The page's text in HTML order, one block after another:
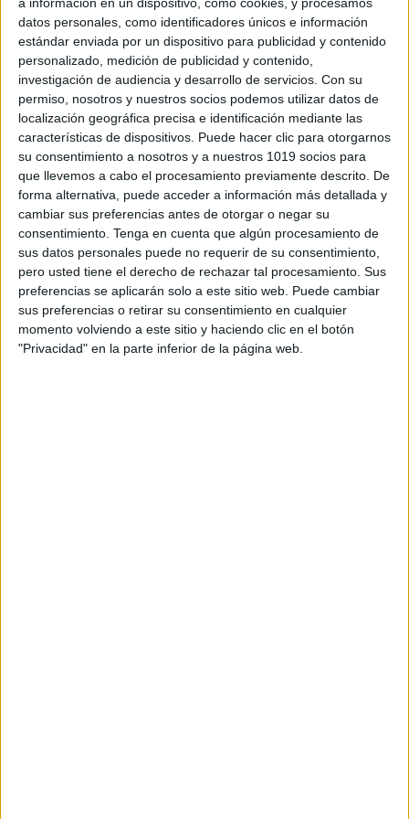
datos personales, como identificadores únicos e información
estándar enviada por un dispositivo para publicidad y contenido
personalizado, medición de publicidad y contenido,
investigación de audiencia y desarrollo de servicios. Con su
permiso, nosotros y nuestros socios podemos utilizar datos de
localización geográfica precisa e identificación mediante las
características de dispositivos. Puede hacer clic para otorgarnos
su consentimiento a nosotros y a nuestros 1019 socios para
que llevemos a cabo el procesamiento previamente descrito. De
forma alternativa, puede acceder a información más detallada y
cambiar sus preferencias antes de otorgar o negar su
consentimiento. Tenga en cuenta que algún procesamiento de
sus datos personales puede no requerir de su consentimiento,
pero usted tiene el derecho de rechazar tal procesamiento. Sus
preferencias se aplicarán solo a este sitio web. Puede cambiar
sus preferencias o retirar su consentimiento en cualquier
momento volviendo a este sitio y haciendo clic en el botón
"Privacidad" en la parte inferior de la página web.
hará que los alumnos estén deseando resolver cada
reto matemático. A través de los retos, los niños
repasan de manera divertida conceptos matemáticos
clave que han aprendido a lo largo del primer
trimestre. Por lo que podéis adaptar esta dinámica a
las necesidades de vuestro grupo, para ello, os
dejamos la plantilla de la dinámica.
Este diciembre, convierte las matemáticas en una
aventura navideña llena de emoción y aprendizaje
con la ayuda de nuestro querido Elfo de la Navidad.
Las tarjetas con retos matemáticos navideños son
una herramienta perfecta para repasar y reforzar
conceptos de una manera lúdica y motivadora,
mientras que los niños se sumergen en el espíritu